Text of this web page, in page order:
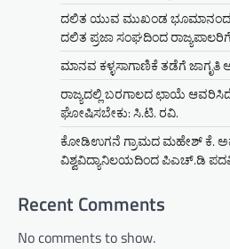
ದಲಿತ ಯುವ ಮುಖಂಡ ಭೂಮಾನಂದ
ದಲಿತ ಪ್ರಜಾ ಸಂಘದಿಂದ
ಮಾನವ ಕಳ್ಳಸಾಗಾಣಿಕೆ ತಡೆಗೆ ಜಾಗೃತಿ
ರಾಜ್ಯದಲ್ಲಿ ಬರಗಾಲದ ಛಾಯೆ
ಘೋಷಿಸಬೇಕು: ಸಿ.ಟಿ. ರವಿ.
ಕೋಡಿಉಗನೆ ಗ್ರಾಮದ ಮಹೇಶ್ ಕೆ.
ವಿಶ್ವವಿದ್ಯಾನಿಲಯದಿಂದ ಪಿಎಚ್.ಡಿ
Recent Comments
No comments to show.